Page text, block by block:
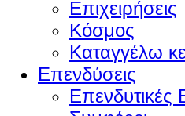
Επιχειρήσεις
Κόσμος
Καταγγέλω
Επενδύσεις
Επενδυτικές